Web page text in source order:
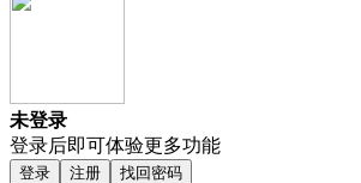
未登录
登录后即可体验更多功能
登录 注册 找回密码